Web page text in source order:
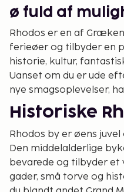
ø fuld af
Rhodos er en af
ferieøer og tilbyder en
historie, kultur,
Uanset om du er ude
nye smagsoplevelser,
Historiske
Rhodos by er øens
Den middelalderlige
bevarede og tilbyder
gader, små torve og